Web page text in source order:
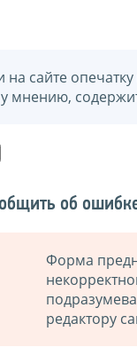
на сайте
мнению,
об
Форма
редактору